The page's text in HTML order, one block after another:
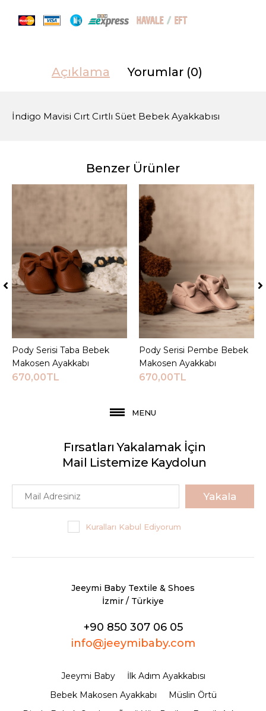
Açıklama Yorumlar (0)
İndigo Mavisi Cırt Cırtlı Süet Bebek Ayakkabısı
Benzer Ürünler
Sepete Ekle
Pody Serisi Taba Bebek
Makosen Ayakkabı
670,00TL
Sepete Ekle
Pody Serisi Pembe Bebek
Makosen Ayakkabı
670,00TL
MENU
Fırsatları Yakalamak İçin
Mail Listemize Kaydolun
Yakala
Kuralları Kabul Ediyorum
Jeeymi Baby Textile & Shoes
İzmir / Türkiye
+90 850 307 06 05
info@jeeymibaby.com
Jeeymi Baby
İlk Adım Ayakkabısı
Bebek Makosen Ayakkabı
Müslin Örtü